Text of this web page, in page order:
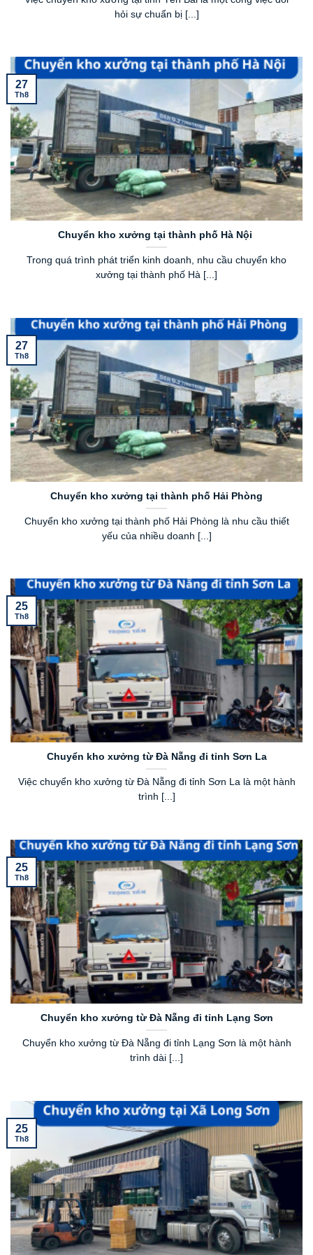
hỏi sự chuẩn bị [...]
Chuyển kho xưởng tại thành phố Hà Nội
Trong quá trình phát triển kinh doanh, nhu cầu chuyển kho
xưởng tại thành phố Hà [...]
27
Th8
Chuyển kho xưởng tại thành phố Hải Phòng
Chuyển kho xưởng tại thành phố Hải Phòng là nhu cầu thiết
yếu của nhiều doanh [...]
27
Th8
Chuyển kho xưởng từ Đà Nẵng đi tỉnh Sơn La
Việc chuyển kho xưởng từ Đà Nẵng đi tỉnh Sơn La là một hành
trình [...]
25
Th8
Chuyển kho xưởng từ Đà Nẵng đi tỉnh Lạng Sơn
Chuyển kho xưởng từ Đà Nẵng đi tỉnh Lạng Sơn là một hành
trình dài [...]
25
Th8
25
Th8